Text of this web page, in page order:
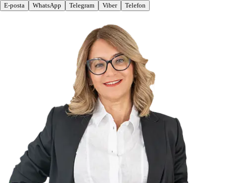
E-posta WhatsApp Telegram Viber Telefon